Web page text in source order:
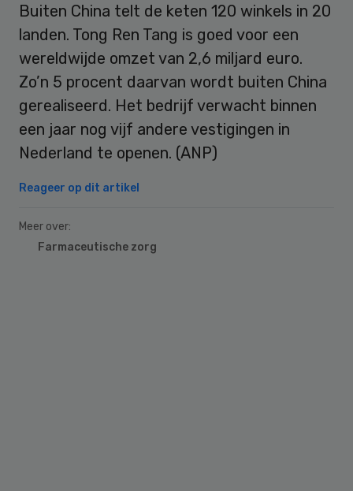
Buiten China telt de keten 120 winkels in 20
landen. Tong Ren Tang is goed voor een
wereldwijde omzet van 2,6 miljard euro.
Zo’n 5 procent daarvan wordt buiten China
gerealiseerd. Het bedrijf verwacht binnen
een jaar nog vijf andere vestigingen in
Nederland te openen. (ANP)
Reageer op dit artikel
Meer over:
Farmaceutische zorg